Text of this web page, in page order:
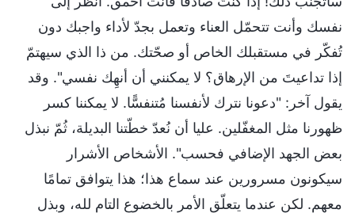
نفسك وأنت تتحمّل العناء وتعمل بجدّ لأداء واجبك دون
تُفكّر في مستقبلك الخاص أو صحّتك. من ذا الذي سيهتمّ
إذا تداعيتَ من الإرهاق؟ لا يمكنني أن أنهِك نفسي". وقد
يقول آخر: "دعونا نترك لأنفسنا مُتنفسًّا. لا يمكننا كسر
ظهورنا مثل المغفّلين. عليا أن نُعدّ خطّتنا البديلة، ثُمّ نبذل
بعض الجهد الإضافي فحسب". الأشخاص الأشرار
سيكونون مسرورين عند سماع هذا؛ هذا يتوافق تمامًا
معهم. لكن عندما يتعلّق الأمر بالخضوع التام لله، وبذل